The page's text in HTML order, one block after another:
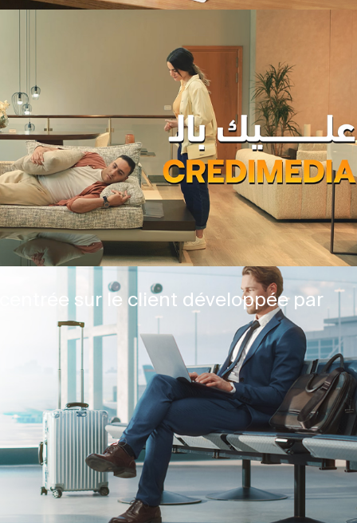
sur le client développée par